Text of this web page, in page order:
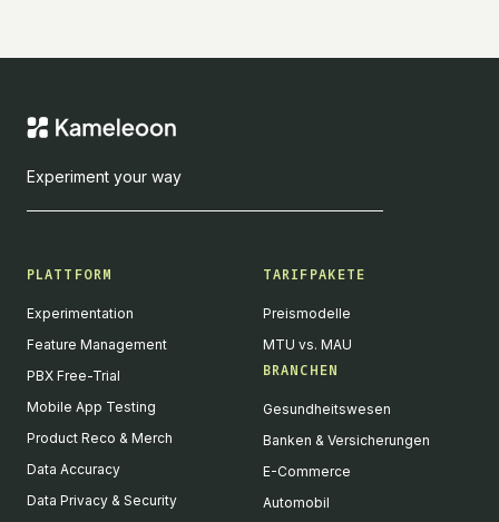
Experiment your way
PLATTFORM
Experimentation
Feature Management
PBX Free-Trial
Mobile App Testing
Product Reco & Merch
Data Accuracy
Data Privacy & Security
TARIFPAKETE
Preismodelle
MTU vs. MAU
BRANCHEN
Gesundheitswesen
Banken & Versicherungen
E-Commerce
Automobil